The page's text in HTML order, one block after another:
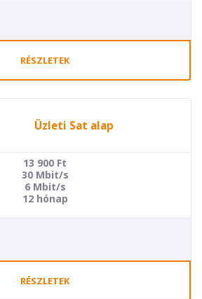
RÉSZLETEK
Üzleti Sat alap
13 900 Ft
30 Mbit/s
6 Mbit/s
12 hónap
RÉSZLETEK